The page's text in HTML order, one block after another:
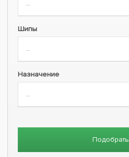
Шипы
Назначение
Подобрать